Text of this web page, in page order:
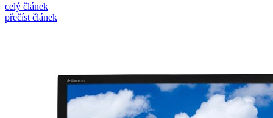
celý článek
přečíst článek